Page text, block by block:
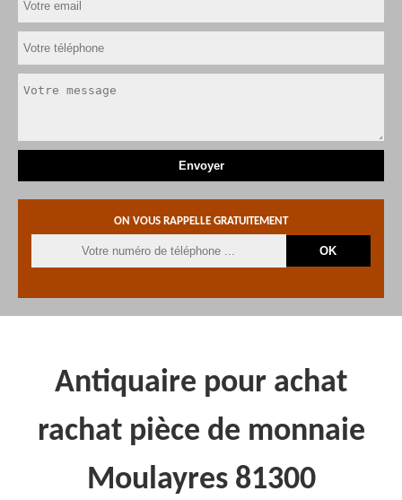
ON VOUS RAPPELLE GRATUITEMENT
Antiquaire pour achat
rachat pièce de monnaie
Moulayres 81300